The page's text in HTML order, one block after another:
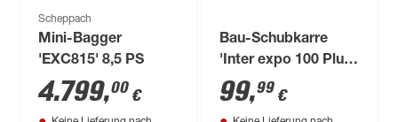
Scheppach
Mini-Bagger
'EXC815' 8,5 PS
4.799,00 €
Bau-Schubkarre
'Inter expo 100 Plus
S' 100 l
99,99 €